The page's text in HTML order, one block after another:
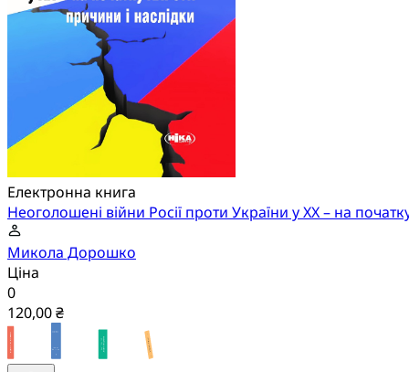
Електронна книга
Неоголошені війни Росії проти України у ХХ – на
Микола Дорошко
Ціна
0
120,00 ₴